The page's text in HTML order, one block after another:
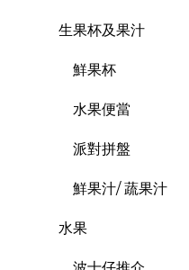
生果杯及果汁
鮮果杯
水果便當
派對拼盤
鮮果汁/ 蔬果汁
水果